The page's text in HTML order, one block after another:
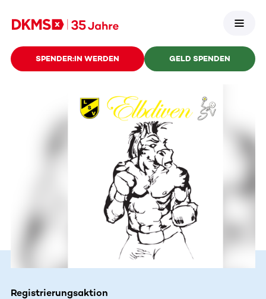
SPENDER:IN WERDEN GELD SPENDEN
Registrierungsaktion